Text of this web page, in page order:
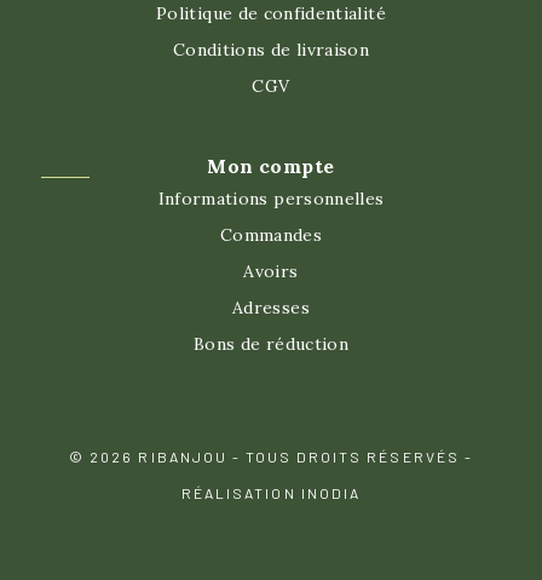
Politique de confidentialité
Conditions de livraison
CGV
Mon compte
Informations personnelles
Commandes
Avoirs
Adresses
Bons de réduction
© 2026 RIBANJOU - TOUS DROITS RÉSERVÉS -
RÉALISATION INODIA